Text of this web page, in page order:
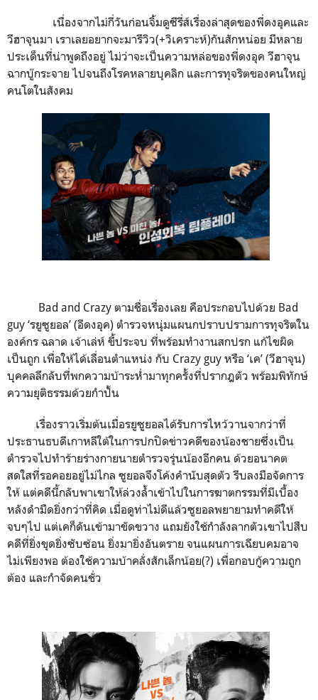
เนื่องจากไม่กี่วันก่อนจิ้มดูซีรี่ส์เรื่องล่าสุดของพี่ดงอุคและ
วีฮาจุนมา เราเลยอยากจะมารีวิว(+วิเคราะห์)กันสักหน่อย มีหลาย
ประเด็นที่น่าพูดถึงอยู่ ไม่ว่าจะเป็นความหล่อของพี่ดงอุค วีฮาจุน
ฉากบู๊กระจาย ไปจนถึงโรคหลายบุคลิก และการทุจริตของคนใหญ่
คนโตในสังคม
Bad and Crazy ตามชื่อเรื่องเลย คือประกอบไปด้วย Bad
guy ‘รยูซูยอล’ (อีดงอุค) ตำรวจหนุ่มแผนกปราบปรามการทุจริตใน
องค์กร ฉลาด เจ้าเล่ห์ ขี้ประจบ ที่พร้อมทำงานสกปรก แก้ไขผิด
เป็นถูก เพื่อให้ได้เลื่อนตำแหน่ง กับ Crazy guy หรือ ‘เค’ (วีฮาจุน)
บุคคลลึกลับที่พกความบ้าระห่ำมาทุกครั้งที่ปรากฎตัว พร้อมพิทักษ์
ความยุติธรรมด้วยกำปั้น
เรื่องราวเริ่มต้นเมื่อรยูซูยอลได้รับการไหว้วานจากว่าที่
ประธานธบดีเกาหลีใต้ในการปกปิดข่าวคดีของน้องชายซึ่งเป็น
ตำรวจไปทำร้ายร่างกายนายตำรวจรุ่นน้องอีกคน ด้วยอนาคต
สดใสที่รอคอยอยู่ไม่ไกล ซูยอลจึงโค้งคำนับสุดตัว รีบลงมือจัดการ
ให้ แต่คดีนี้กลับพาเขาให้ล่วงล้ำเข้าไปในการฆาตกรรมที่มีเบื้อง
หลังดำมืดยิ่งกว่าที่คิด เมื่อดูท่าไม่ดีแล้วซูยอลพยายามทำคดีให้
จบๆไป แต่เคก็ดันเข้ามาขัดขวาง แถมยังใช้กำลังลากตัวเขาไปสืบ
คดีที่ยิ่งขุดยิ่งซับซ้อน ยิ่งมายิ่งอันตราย จนแผนการเฉียบคมอาจ
ไม่เพียงพอ ต้องใช้ความบ้าคลั่งสักเล็กน้อย(?) เพื่อกอบกู้ความถูก
ต้อง และกำจัดคนชั่ว